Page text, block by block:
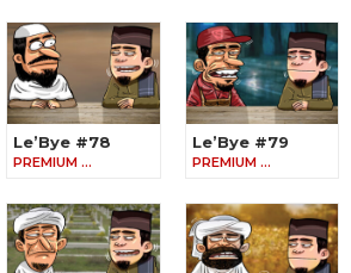
Le’Bye #78
PREMIUM …
Le’Bye #79
PREMIUM …